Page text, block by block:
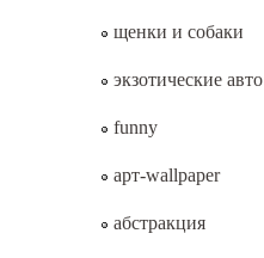
щенки и собаки
экзотические авто
funny
арт-wallpaper
абстракция